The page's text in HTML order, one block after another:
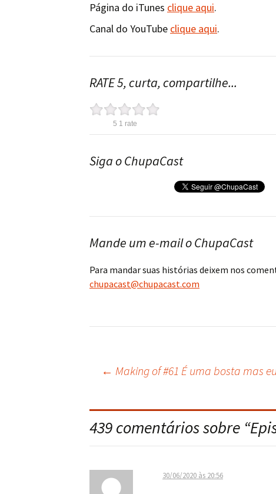
Página do iTunes clique aqui.
Canal do YouTube clique aqui.
RATE 5, curta, compartilhe...
5 1 rate
Siga o ChupaCast
Mande um e-mail o ChupaCast
Para mandar suas histórias deixem nos
chupacast@chupacast.com
Navegação
do
post
← Making of #61 É uma bosta mas
439 comentários sobre “
30/06/2020 às 20:56